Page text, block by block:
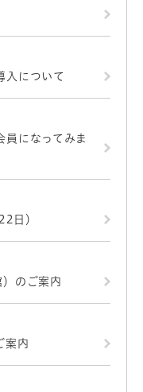
入について
員になってみま
日）
のご案内
案内